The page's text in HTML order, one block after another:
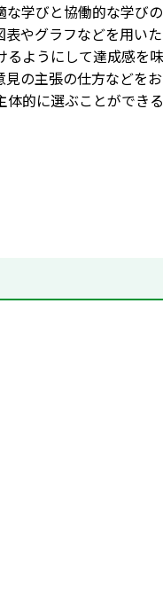
学びと協働的な学び
やグラフなどを用い
ようにして達成感を
の主張の仕方などを
的に選ぶことができ